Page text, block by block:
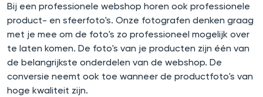
Bij een professionele webshop horen ook professionele
product- en sfeerfoto's. Onze fotografen denken graag
met je mee om de foto's zo professioneel mogelijk over
te laten komen. De foto's van je producten zijn één van
de belangrijkste onderdelen van de webshop. De
conversie neemt ook toe wanneer de productfoto's van
hoge kwaliteit zijn.